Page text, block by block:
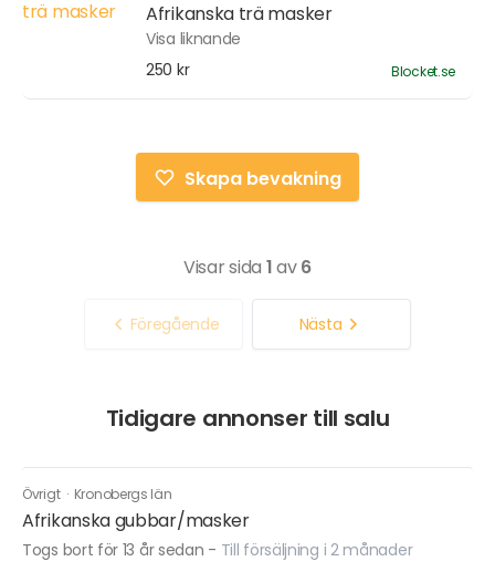
Afrikanska trä masker
Visa liknande
250 kr
Blocket.se
Skapa bevakning
Visar sida 1av6
Föregående Nästa
Tidigare annonser till salu
Övrigt · Kronobergs län
Afrikanska gubbar/masker
Togs bort för 13 år sedan - Till försäljning i 2 månader